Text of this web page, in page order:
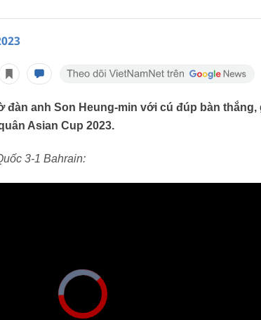
đàn anh Son Heung-min với cú đúp bàn
Asian Cup 2023.
3-1 Bahrain: